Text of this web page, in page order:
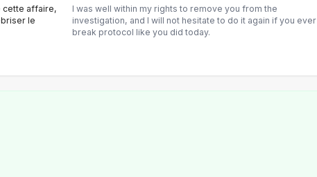
cette affaire,
le
I was well within my rights to remove you from the
investigation, and I will not hesitate to do it again if you ever
break protocol like you did today.